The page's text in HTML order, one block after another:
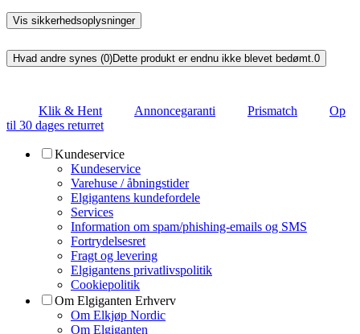
Vis sikkerhedsoplysninger
Hvad andre synes (0)Dette produkt er endnu ikke blevet bedømt.0
Klik & Hent Annoncegaranti Prismatch
Op
til 30 dages returret
Kundeservice
Kundeservice
Varehuse / åbningstider
Elgigantens kundefordele
Services
Information om spam/phishing-emails og SMS
Fortrydelsesret
Fragt og levering
Elgigantens privatlivspolitik
Cookiepolitik
Om Elgiganten Erhverv
Om Elkjøp Nordic
Om Elgiganten